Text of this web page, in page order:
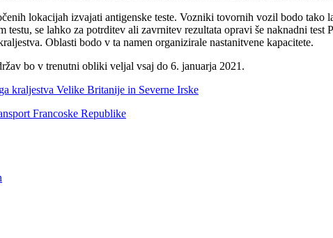
lokacijah izvajati antigenske teste. Vozniki tovornih vozil bodo
se lahko za potrditev ali zavrnitev rezultata opravi še naknadni
Oblasti bodo v ta namen organizirale nastanitvene kapacitete.
bo v trenutni obliki veljal vsaj do 6. januarja 2021.
kraljestva Velike Britanije in Severne Irske
Francoske Republike